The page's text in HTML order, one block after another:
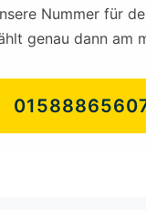
Nummer für
genau dann am